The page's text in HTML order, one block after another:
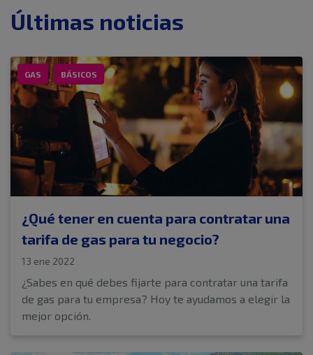
Últimas noticias
GAS BÁSICOS
¿Qué tener en cuenta para contratar una
tarifa de gas para tu negocio?
13 ene 2022
¿Sabes en qué debes fijarte para contratar una tarifa
de gas para tu empresa? Hoy te ayudamos a elegir la
mejor opción.